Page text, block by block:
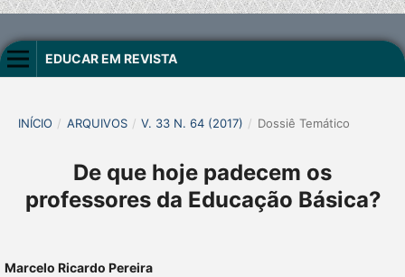
EDUCAR EM REVISTA
INÍCIO / ARQUIVOS / V. 33 N. 64 (2017) / Dossiê Temático
De que hoje padecem os
professores da Educação Básica?
Marcelo Ricardo Pereira